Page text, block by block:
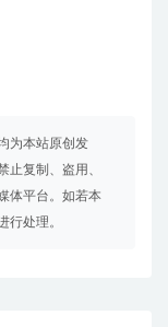
为本站原创发
止复制、盗用、
体平台。如若本
行处理。